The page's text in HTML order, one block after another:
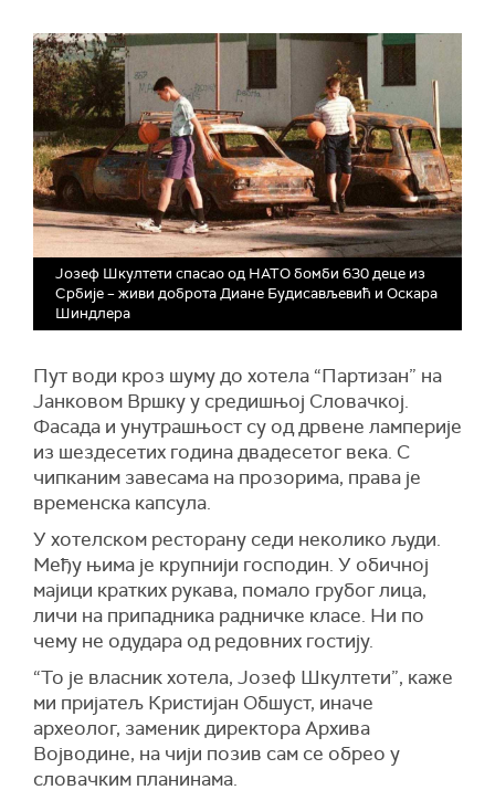
Јозеф Шкултети спасао од НАТО бомби 630 деце из
Србије – живи доброта Диане Будисављевић и Оскара
Шиндлера
Пут води кроз шуму до хотела “Партизан” на
Јанковом Вршку у средишњој Словачкој.
Фасада и унутрашњост су од дрвене ламперије
из шездесетих година двадесетог века. С
чипканим завесама на прозорима, права је
временска капсула.
У хотелском ресторану седи неколико људи.
Међу њима је крупнији господин. У обичној
мајици кратких рукава, помало грубог лица,
личи на припадника радничке класе. Ни по
чему не одудара од редовних гостију.
“То је власник хотела, Јозеф Шкултети”, каже
ми пријатељ Кристијан Обшуст, иначе
археолог, заменик директора Архива
Војводине, на чији позив сам се обрео у
словачким планинама.